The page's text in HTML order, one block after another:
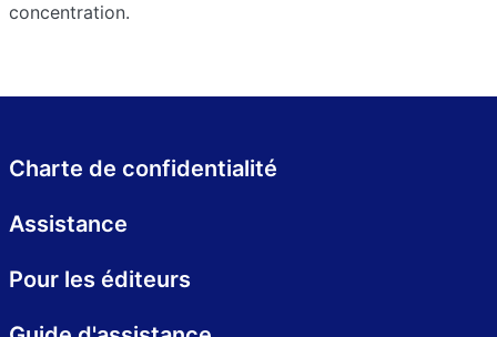
concentration.
Charte de confidentialité
Assistance
Pour les éditeurs